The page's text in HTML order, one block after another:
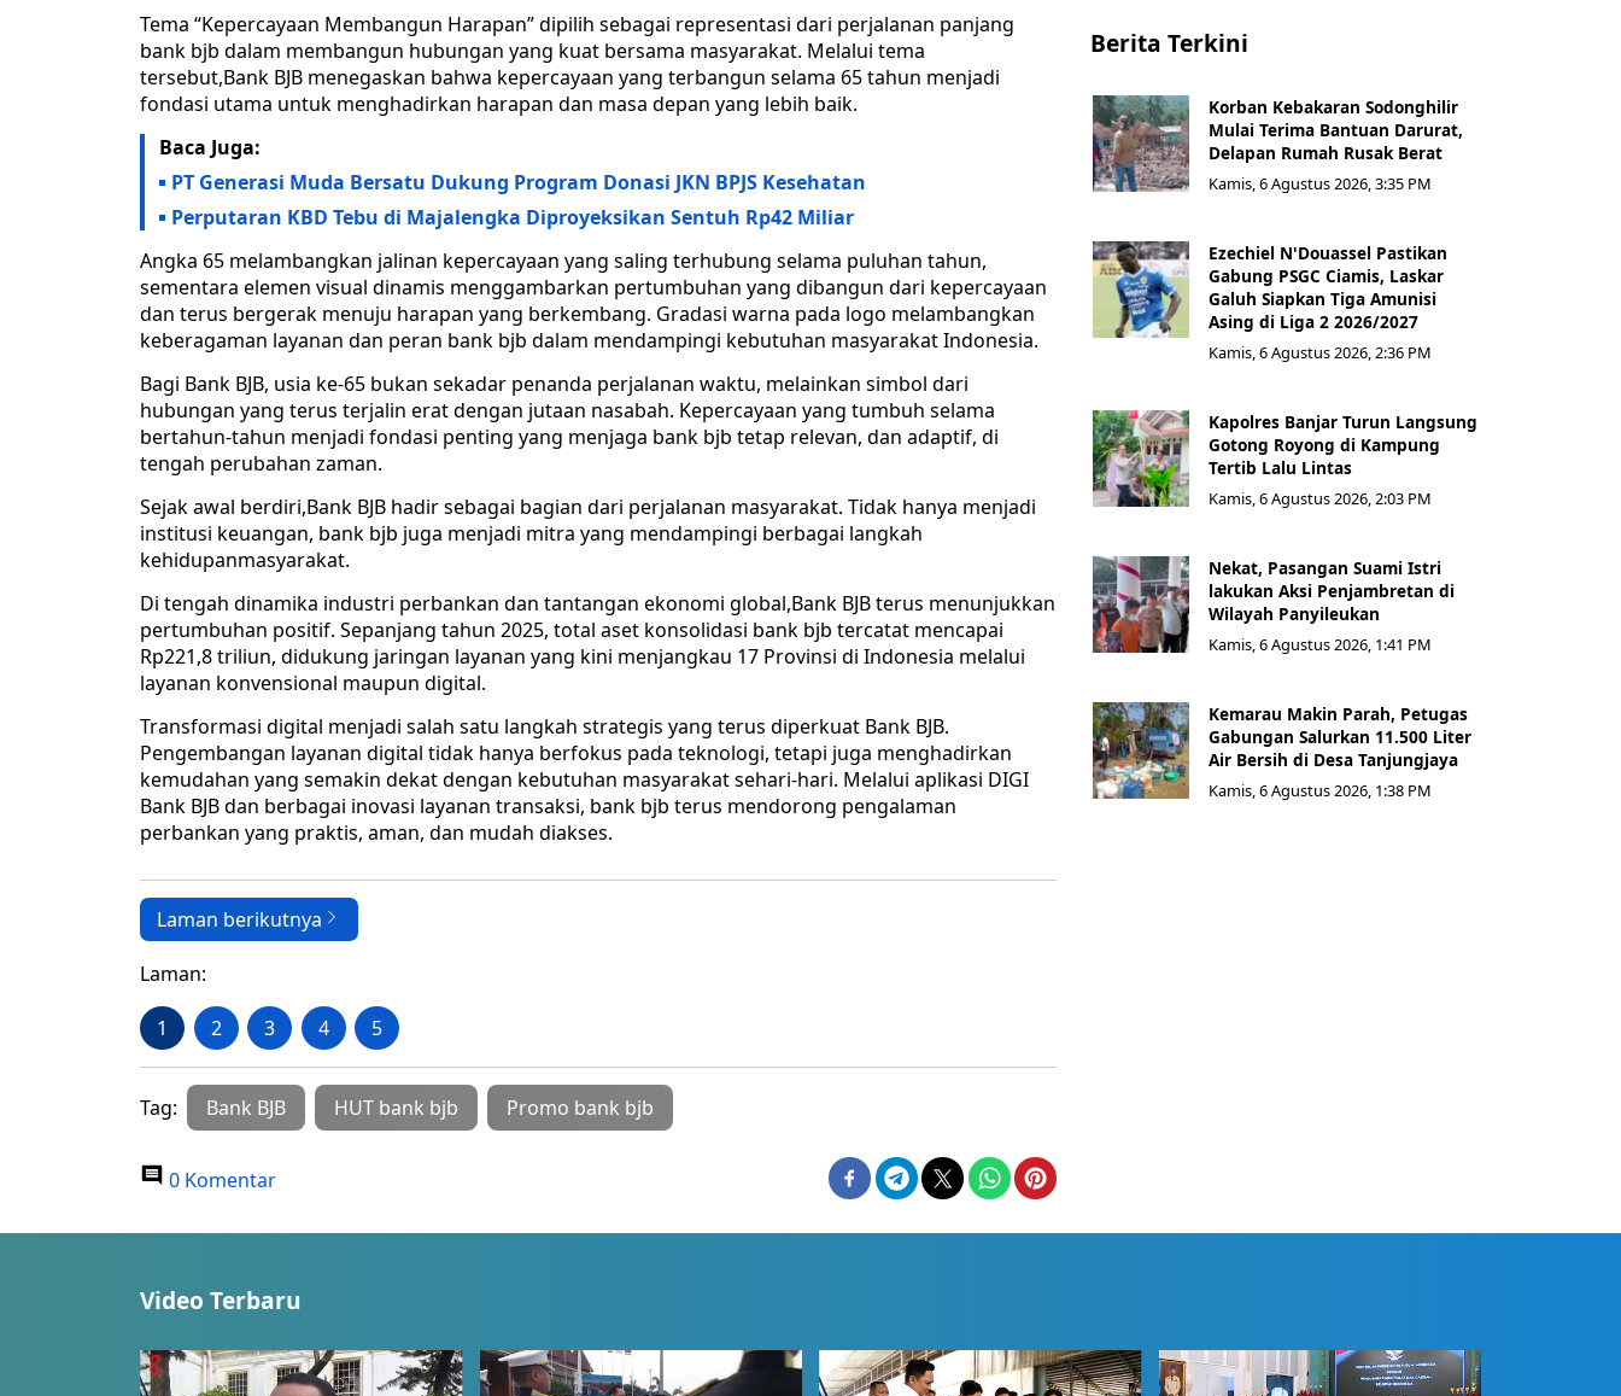
Tema “Kepercayaan Membangun Harapan” dipilih sebagai representasi dari perjalanan panjang
bank bjb dalam membangun hubungan yang kuat bersama masyarakat. Melalui tema
tersebut,Bank BJB menegaskan bahwa kepercayaan yang terbangun selama 65 tahun menjadi
fondasi utama untuk menghadirkan harapan dan masa depan yang lebih baik.
Baca Juga:
PT Generasi Muda Bersatu Dukung Program Donasi JKN BPJS Kesehatan
Perputaran KBD Tebu di Majalengka Diproyeksikan Sentuh Rp42 Miliar
Angka 65 melambangkan jalinan kepercayaan yang saling terhubung selama puluhan tahun,
sementara elemen visual dinamis menggambarkan pertumbuhan yang dibangun dari kepercayaan
dan terus bergerak menuju harapan yang berkembang. Gradasi warna pada logo melambangkan
keberagaman layanan dan peran bank bjb dalam mendampingi kebutuhan masyarakat Indonesia.
Bagi Bank BJB, usia ke-65 bukan sekadar penanda perjalanan waktu, melainkan simbol dari
hubungan yang terus terjalin erat dengan jutaan nasabah. Kepercayaan yang tumbuh selama
bertahun-tahun menjadi fondasi penting yang menjaga bank bjb tetap relevan, dan adaptif, di
tengah perubahan zaman.
Sejak awal berdiri,Bank BJB hadir sebagai bagian dari perjalanan masyarakat. Tidak hanya menjadi
institusi keuangan, bank bjb juga menjadi mitra yang mendampingi berbagai langkah
kehidupanmasyarakat.
Di tengah dinamika industri perbankan dan tantangan ekonomi global,Bank BJB terus menunjukkan
pertumbuhan positif. Sepanjang tahun 2025, total aset konsolidasi bank bjb tercatat mencapai
Rp221,8 triliun, didukung jaringan layanan yang kini menjangkau 17 Provinsi di Indonesia melalui
layanan konvensional maupun digital.
Transformasi digital menjadi salah satu langkah strategis yang terus diperkuat Bank BJB.
Pengembangan layanan digital tidak hanya berfokus pada teknologi, tetapi juga menghadirkan
kemudahan yang semakin dekat dengan kebutuhan masyarakat sehari-hari. Melalui aplikasi DIGI
Bank BJB dan berbagai inovasi layanan transaksi, bank bjb terus mendorong pengalaman
perbankan yang praktis, aman, dan mudah diakses.
Laman berikutnya
Laman:
1 2 3 4 5
Tag: Bank BJB HUT bank bjb Promo bank bjb
0 Komentar
Berita Terkini
Korban Kebakaran Sodonghilir
Mulai Terima Bantuan Darurat,
Delapan Rumah Rusak Berat
Kamis, 6 Agustus 2026, 3:35 PM
Ezechiel N'Douassel Pastikan
Gabung PSGC Ciamis, Laskar
Galuh Siapkan Tiga Amunisi
Asing di Liga 2 2026/2027
Kamis, 6 Agustus 2026, 2:36 PM
Kapolres Banjar Turun Langsung
Gotong Royong di Kampung
Tertib Lalu Lintas
Kamis, 6 Agustus 2026, 2:03 PM
Nekat, Pasangan Suami Istri
lakukan Aksi Penjambretan di
Wilayah Panyileukan
Kamis, 6 Agustus 2026, 1:41 PM
Kemarau Makin Parah, Petugas
Gabungan Salurkan 11.500 Liter
Air Bersih di Desa Tanjungjaya
Kamis, 6 Agustus 2026, 1:38 PM
Video Terbaru